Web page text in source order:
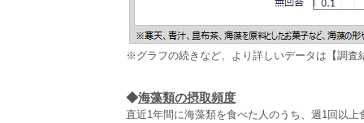
※グラフの続きなど、より詳しいデータは【調査
◆海藻類の摂取頻度
直近1年間に海藻類を食べた人のうち、週1回以